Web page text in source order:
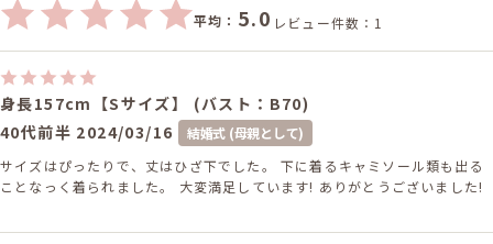
平均： 5.0 レビュー件数：1
身長157cm【Sサイズ】 (バスト：B70)
40代前半 2024/03/16
結婚式 (母親として)
サイズはぴったりで、丈はひざ下でした。 下に着るキャミソール類も出る
ことなっく着られました。 大変満足しています! ありがとうございました!